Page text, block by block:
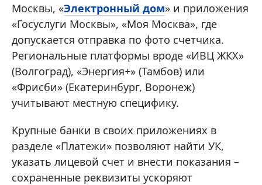
Москвы, «Электронный дом» и приложения
«Госуслуги Москвы», «Моя Москва», где
допускается отправка по фото счетчика.
Региональные платформы вроде «ИВЦ ЖКХ»
(Волгоград), «Энергия+» (Тамбов) или
«Фрисби» (Екатеринбург, Воронеж)
учитывают местную специфику.
Крупные банки в своих приложениях в
разделе «Платежи» позволяют найти УК,
указать лицевой счет и внести показания –
сохраненные реквизиты ускоряют